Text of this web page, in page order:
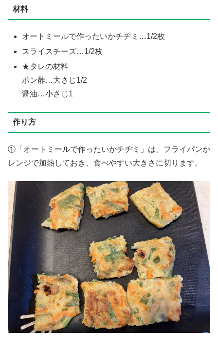
材料
オートミールで作ったいかチヂミ…1/2枚
スライスチーズ…1/2枚
★タレの材料
ポン酢…大さじ1/2
醤油…小さじ1
作り方
①「オートミールで作ったいかチヂミ」は、フライパンか
レンジで加熱しておき、食べやすい大きさに切ります。